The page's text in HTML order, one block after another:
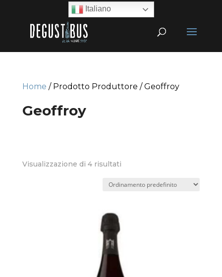
Home / Prodotto Produttore / Geoffroy
Geoffroy
Visualizzazione di 4 risultati
Italiano